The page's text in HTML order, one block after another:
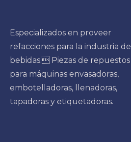
Especializados en proveer
refacciones para la industria de
bebidas. Piezas de repuestos
para máquinas envasadoras,
embotelladoras, llenadoras,
tapadoras y etiquetadoras.